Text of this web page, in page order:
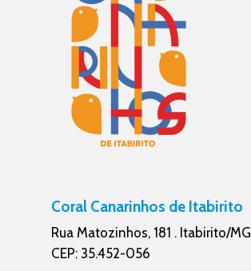
Coral Canarinhos de Itabirito
Rua Matozinhos, 181 . Itabirito/MG
CEP: 35.452-056